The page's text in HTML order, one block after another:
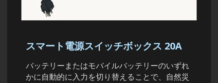
スマート電源スイッチボックス 20A
バッテリーまたはモバイルバッテリーのいずれ
かに自動的に入力を切り替えることで、自然災